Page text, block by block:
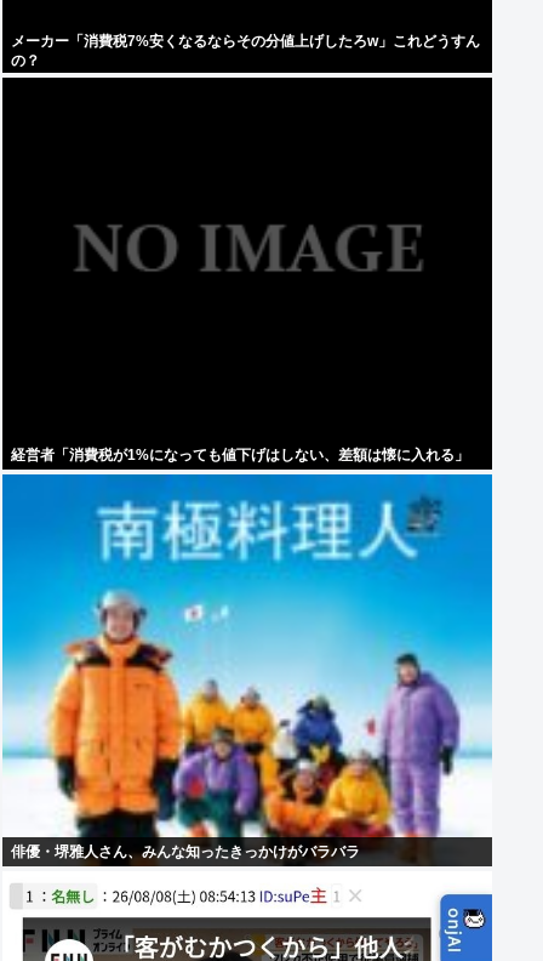
メーカー「消費税7%安くなるならその分値上げしたろw」これどうすん
の？
経営者「消費税が1%になっても値下げはしない、差額は懐に入れる」
俳優・堺雅人さん、みんな知ったきっかけがバラバラ